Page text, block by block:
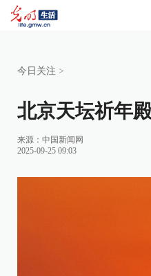
今日关注 >
北京天坛祈年
来源： 中国新闻网
2025-09-25 09:03